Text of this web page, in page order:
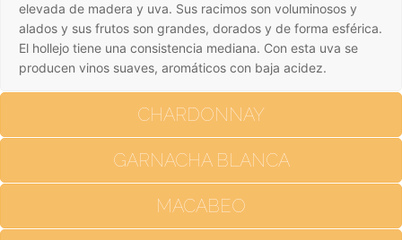
elevada de madera y uva. Sus racimos son voluminosos y
alados y sus frutos son grandes, dorados y de forma esférica.
El hollejo tiene una consistencia mediana. Con esta uva se
producen vinos suaves, aromáticos con baja acidez.
CHARDONNAY
GARNACHA BLANCA
MACABEO